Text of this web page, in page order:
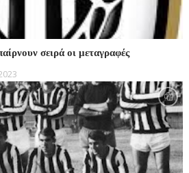
σειρά οι μεταγραφές